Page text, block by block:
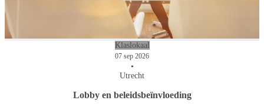
Klaslokaal
07 sep 2026
•
Utrecht
Lobby en beleidsbeïnvloeding